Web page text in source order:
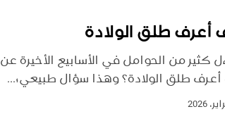
أعرف طلق الولادة
كثير من الحوامل في الأسابيع الأخيرة عن
طلق الولادة؟ وهذا سؤال طبيعي؛...